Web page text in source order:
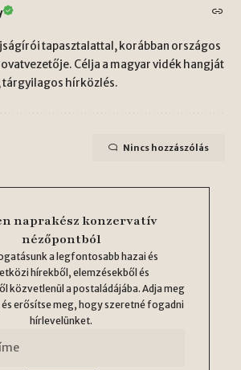
tapasztalattal, korábban országos
Célja a magyar vidék hangját
hírközlés.
Nincs hozzászólás
naprakész konzervatív
nézőpontból
a legfontosabb hazai és
hírekből, elemzésekből és
közvetlenül a postaládájába. Adja meg
erősítse meg, hogy szeretné fogadni
hírlevelünket.